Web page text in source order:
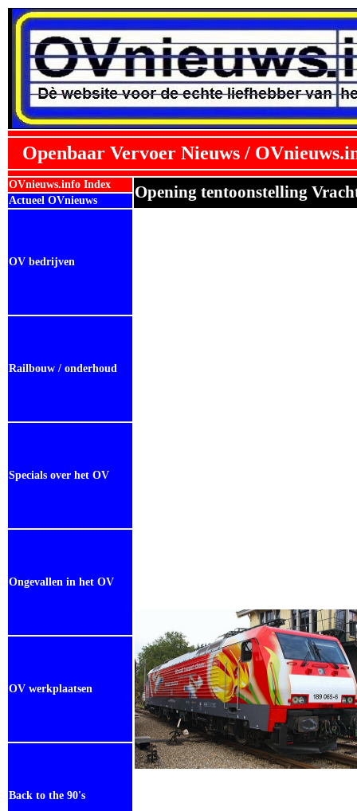
Openbaar Vervoer Nieuws /
OVnieuws.info Index Opening tentoonstelling
Actueel OVnieuws
OV bedrijven
Railbouw / onderhoud
Specials over het OV
Ongevallen in het OV
OV werkplaatsen
Back to the 90's